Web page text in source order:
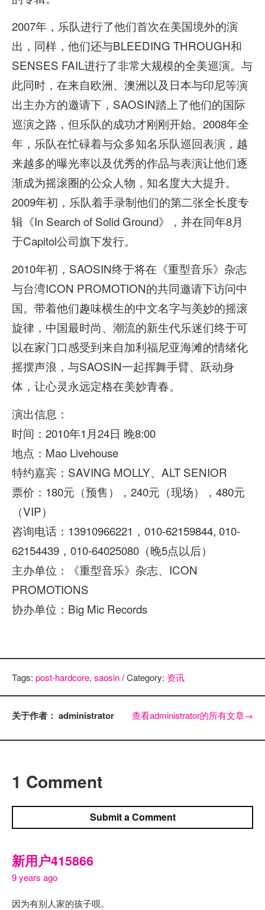
2007年，乐队进行了他们首次在美国境外的演
出，同样，他们还与BLEEDING THROUGH和
SENSES FAIL进行了非常大规模的全美巡演。与
此同时，在来自欧洲、澳洲以及日本与印尼等演
出主办方的邀请下，SAOSIN踏上了他们的国际
巡演之路，但乐队的成功才刚刚开始。2008年全
年，乐队在忙碌着与众多知名乐队巡回表演，越
来越多的曝光率以及优秀的作品与表演让他们逐
渐成为摇滚圈的公众人物，知名度大大提升。
2009年初，乐队着手录制他们的第二张全长度专
辑《In Search of Solid Ground》，并在同年8月
于Capitol公司旗下发行。
2010年初，SAOSIN终于将在《重型音乐》杂志
与台湾ICON PROMOTION的共同邀请下访问中
国。带着他们趣味横生的中文名字与美妙的摇滚
旋律，中国最时尚、潮流的新生代乐迷们终于可
以在家门口感受到来自加利福尼亚海滩的情绪化
摇摆声浪，与SAOSIN一起挥舞手臂、跃动身
体，让心灵永远定格在美妙青春。
演出信息：
时间：2010年1月24日 晚8:00
地点：Mao Livehouse
特约嘉宾：SAVING MOLLY、ALT SENIOR
票价：180元（预售），240元（现场），480元
（VIP）
咨询电话：13910966221，010-62159844, 010-
62154439，010-64025080（晚5点以后）
主办单位：《重型音乐》杂志、ICON
PROMOTIONS
协办单位：Big Mic Records
Tags: post-hardcore, saosin/ Category: 资讯
关于作者： administrator 查看administrator的所有文章→
1 Comment
Submit a Comment
新用户415866
9 years ago
因为有别人家的孩子呗。